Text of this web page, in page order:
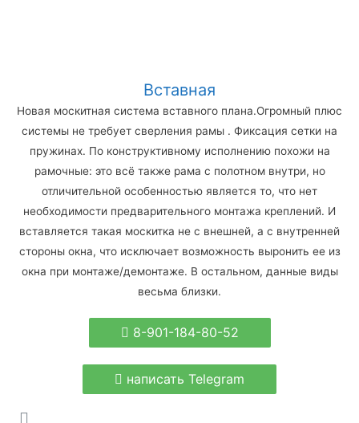
Вставная
Новая москитная система вставного плана.Огромный плюс
системы не требует сверления рамы . Фиксация сетки на
пружинах. По конструктивному исполнению похожи на
рамочные: это всё также рама с полотном внутри, но
отличительной особенностью является то, что нет
необходимости предварительного монтажа креплений. И
вставляется такая москитка не с внешней, а с внутренней
стороны окна, что исключает возможность выронить ее из
окна при монтаже/демонтаже. В остальном, данные виды
весьма близки.
8-901-184-80-52
написать Telegram